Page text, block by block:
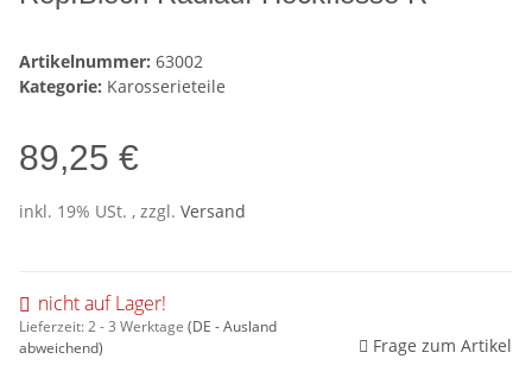
Artikelnummer: 63002
Kategorie: Karosserieteile
89,25 €
inkl. 19% USt. , zzgl. Versand
nicht auf Lager!
Lieferzeit:2 - 3 Werktage (DE - Ausland
abweichend)
Frage zum Artikel